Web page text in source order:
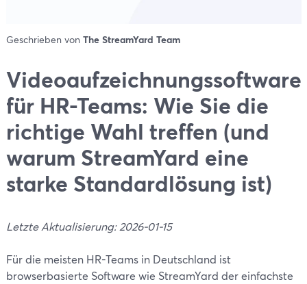
Geschrieben von The StreamYard Team
Videoaufzeichnungssoftware
für HR-Teams: Wie Sie die
richtige Wahl treffen (und
warum StreamYard eine
starke Standardlösung ist)
Letzte Aktualisierung: 2026-01-15
Für die meisten HR-Teams in Deutschland ist
browserbasierte Software wie StreamYard der einfachste